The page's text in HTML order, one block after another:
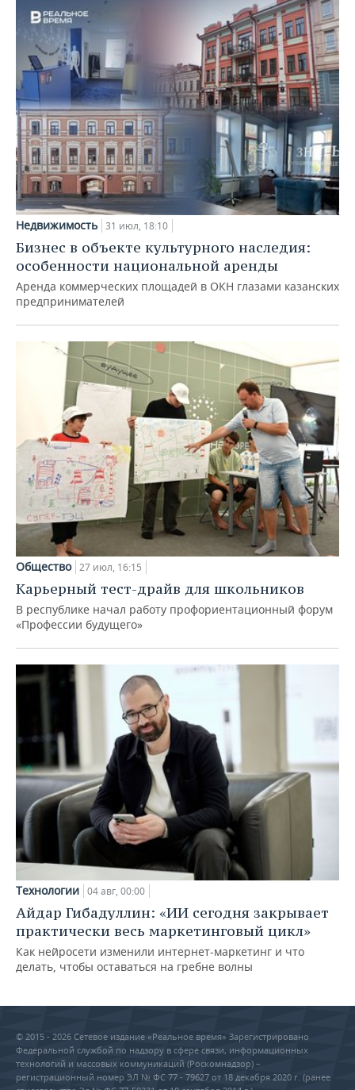
Недвижимость 31 июл, 18:10
Бизнес в объекте культурного наследия:
особенности национальной аренды
Аренда коммерческих площадей в ОКН глазами казанских
предпринимателей
Общество 27 июл, 16:15
Карьерный тест-драйв для школьников
В республике начал работу профориентационный форум
«Профессии будущего»
Технологии 04 авг, 00:00
Айдар Гибадуллин: «ИИ сегодня закрывает
практически весь маркетинговый цикл»
Как нейросети изменили интернет-маркетинг и что
делать, чтобы оставаться на гребне волны
© 2015 - 2026 Сетевое издание «Реальное время» Зарегистрировано
Федеральной службой по надзору в сфере связи, информационных
технологий и массовых коммуникаций (Роскомнадзор) –
регистрационный номер ЭЛ № ФС 77 - 79627 от 18 декабря 2020 г. (ранее